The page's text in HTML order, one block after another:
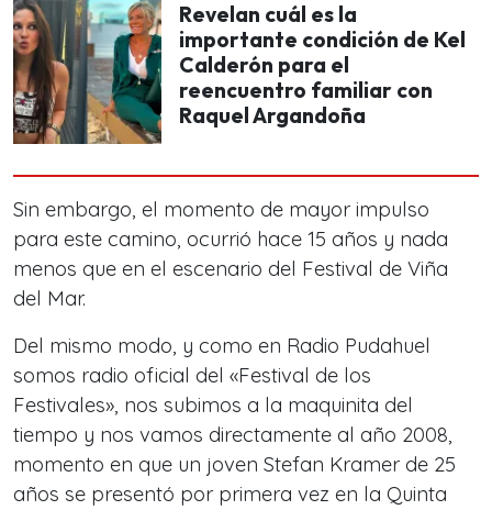
Revelan cuál es la
importante condición de Kel
Calderón para el
reencuentro familiar con
Raquel Argandoña
Sin embargo, el momento de mayor impulso
para este camino, ocurrió hace 15 años y nada
menos que en el escenario del Festival de Viña
del Mar.
Del mismo modo, y como en Radio Pudahuel
somos radio oficial del «Festival de los
Festivales», nos subimos a la maquinita del
tiempo y nos vamos directamente al año 2008,
momento en que un joven Stefan Kramer de 25
años se presentó por primera vez en la Quinta